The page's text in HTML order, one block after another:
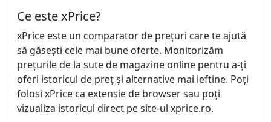
Ce este xPrice?
xPrice este un comparator de prețuri care te ajută
să găsești cele mai bune oferte. Monitorizăm
prețurile de la sute de magazine online pentru a-ți
oferi istoricul de preț și alternative mai ieftine. Poți
folosi xPrice ca extensie de browser sau poți
vizualiza istoricul direct pe site-ul xprice.ro.